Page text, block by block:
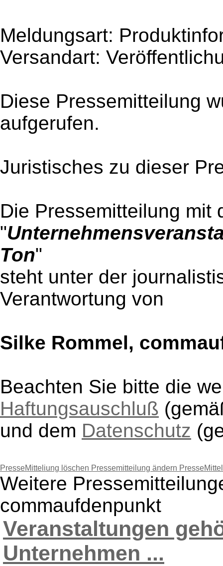
Meldungsart:
Versandart:
Diese Pressemitteilung
aufgerufen.
Juristisches zu dieser
Die Pressemitteilung mit
"
Ton"
steht unter der
Verantwortung von
Silke Rommel,
Beachten Sie bitte die
Haftungsauschluß
und dem Datenschutz
PresseMitteliung löschen Pressemitteilung ändern
Weitere
commaufdenpunkt
Veranstaltungen
Unternehmen ...